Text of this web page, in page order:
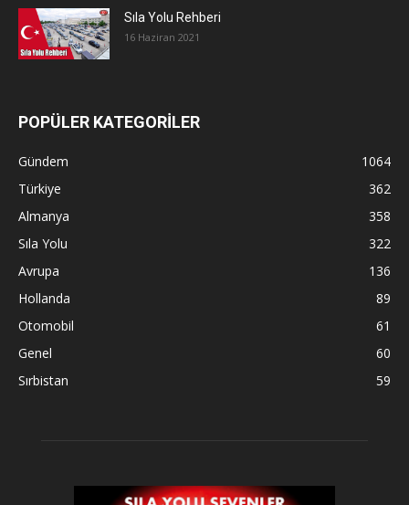
Sıla Yolu Rehberi
16 Haziran 2021
POPÜLER KATEGORİLER
Gündem
1064
Türkiye
362
Almanya
358
Sıla Yolu
322
Avrupa
136
Hollanda
89
Otomobil
61
Genel
60
Sırbistan
59